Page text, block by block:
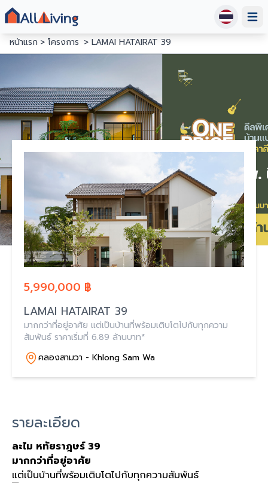
หน้าแรก
โครงการ LAMAI HATAIRAT 39
5,990,000 ฿
LAMAI HATAIRAT 39
มากกว่าที่อยู่อาศัย แต่เป็นบ้านที่พร้อมเติบโตไปกับทุกความ
สัมพันธ์ ราคาเริ่มที่ 6.89 ล้านบาท*
คลองสามวา - Khlong Sam Wa
รายละเอียด
ละไม หทัยราฎษร์ 39
มากกว่าที่อยู่อาศัย
แต่เป็นบ้านที่พร้อมเติบโตไปกับทุกความสัมพันธ์